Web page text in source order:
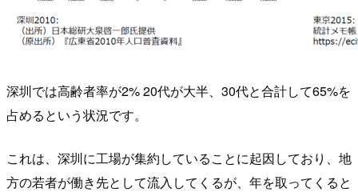
深圳では高齢者率が2% 20代が大半、30代と合計して65%を
占めるという状況です。
これは、深圳に工場が集約していることに起因しており、地
方の若者が働き先として流入してくるが、年を取ってくると